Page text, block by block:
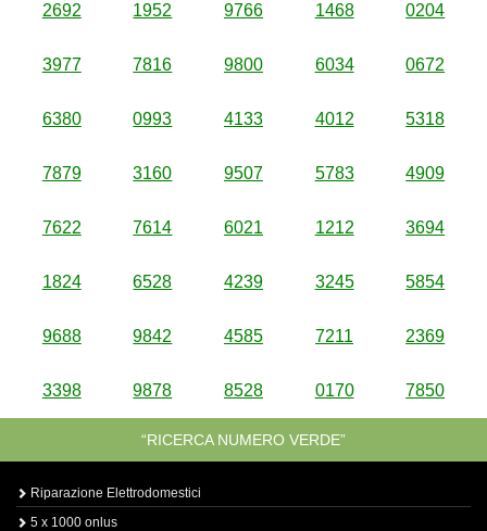
2692 1952 9766 1468 0204
3977 7816 9800 6034 0672
6380 0993 4133 4012 5318
7879 3160 9507 5783 4909
7622 7614 6021 1212 3694
1824 6528 4239 3245 5854
9688 9842 4585 7211 2369
3398 9878 8528 0170 7850
“RICERCA NUMERO VERDE”
Riparazione Elettrodomestici
5 x 1000 onlus